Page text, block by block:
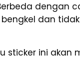
dengan
dan
sticker ini akan